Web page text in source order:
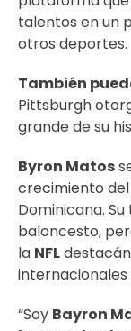
talentos en un
otros deportes.
También
Pittsburgh
grande de su
Byron Matos
crecimiento
Dominicana.
baloncesto,
la NFL
internacionales
“Soy Bayron